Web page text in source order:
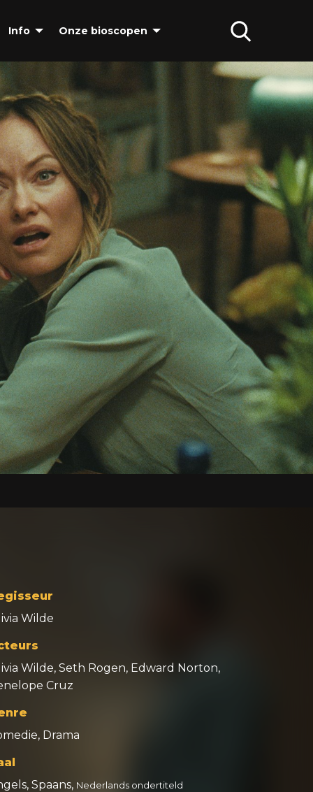
Info Onze bioscopen
Wilde
Wilde, Seth Rogen, Edward Norton,
Cruz
Drama
Spaans, Nederlands ondertiteld